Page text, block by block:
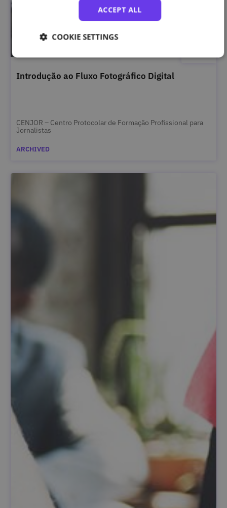
Introdução ao Fluxo Fotográfico Digital
CENJOR – Centro Protocolar de Formação Profissional para
Jornalistas
ARCHIVED
ACCEPT ALL
COOKIE SETTINGS